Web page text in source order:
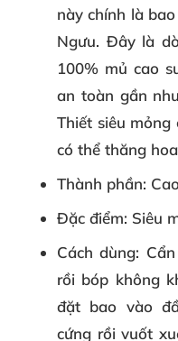
này chính là
Ngưu. Đây là
100% mủ cao
an toàn gần
Thiết siêu mỏng
có thể thăng
Thành phần:
Đặc điểm: Siêu
Cách dùng:
rồi bóp không
đặt bao vào
cứng rồi vuốt